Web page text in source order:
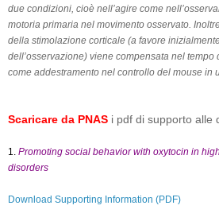
due condizioni, cioè nell’agire come
motoria primaria nel movimento osservato.
della stimolazione corticale (a favore
dell’osservazione) viene compensata nel tempo
come addestramento nel controllo del mouse in
Scaricare da PNAS i pdf di supporto alle
1. Promoting social behavior with oxytocin in
disorders
Download Supporting Information (PDF)